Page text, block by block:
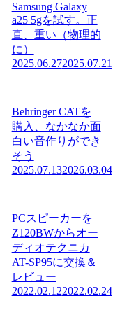
Samsung Galaxy
a25 5gを試す。正
直、重い（物理的
に）
2025.06.272025.07.21
Behringer CATを
購入、なかなか面
白い音作りができ
そう
2025.07.132026.03.04
PCスピーカーを
Z120BWからオー
ディオテクニカ
AT-SP95に交換＆
レビュー
2022.02.122022.02.24